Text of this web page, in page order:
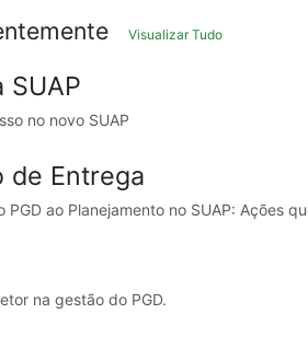
Visualizar Tudo
SUAP
no novo SUAP
de Entrega
PGD ao Planejamento no SUAP: Ações
na gestão do PGD.